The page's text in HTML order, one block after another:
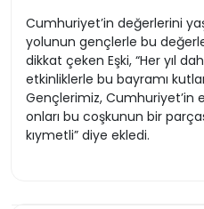
Cumhuriyet’in değerlerini
yolunun gençlerle bu
dikkat çeken Eşki, “Her yıl
etkinliklerle bu bayramı
Gençlerimiz, Cumhuriyet’in
onları bu coşkunun bir
kıymetli” diye ekledi.